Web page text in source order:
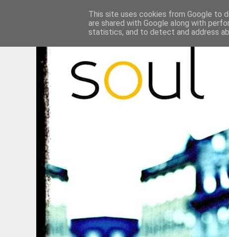
This site uses cookies from Google to
are shared with Google along with
statistics, and to detect and address